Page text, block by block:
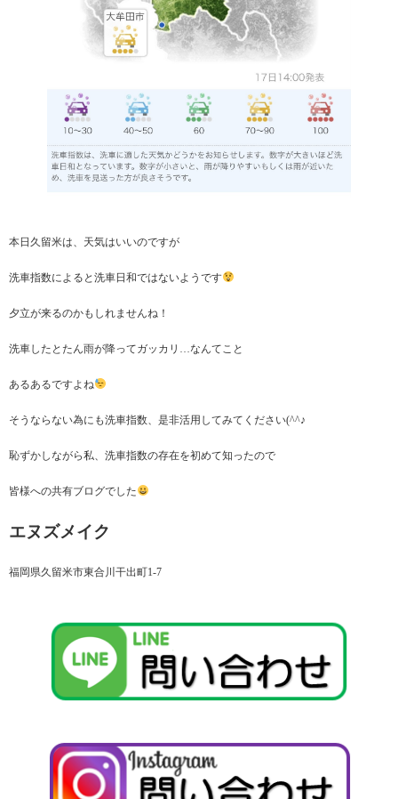
本日久留米は、天気はいいのですが
洗車指数によると洗車日和ではないようです
夕立が来るのかもしれませんね！
洗車したとたん雨が降ってガッカリ…なんてこと
あるあるですよね
そうならない為にも洗車指数、是非活用してみてください(^^♪
恥ずかしながら私、洗車指数の存在を初めて知ったので
皆様への共有ブログでした
エヌズメイク
福岡県久留米市東合川干出町1-7